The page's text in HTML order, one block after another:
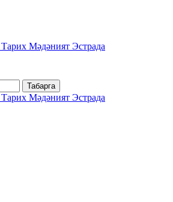
Тарих Мәдәният Эстрада
Табарга
Тарих Мәдәният Эстрада